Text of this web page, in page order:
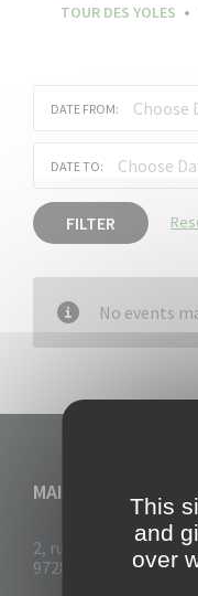
TOUR DES YOLES
DATE FROM:
DATE TO:
FILTER
No events
MAIRIE DU VAUCLIN
2, rue Collignon
97280 Le Vauclin
This
and
over